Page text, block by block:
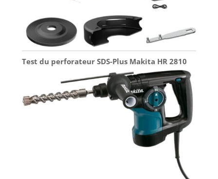
Test du perforateur SDS-Plus Makita HR 2810